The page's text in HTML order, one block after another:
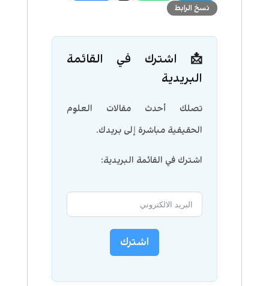
نسخ الرابط
📩 اشترك في القائمة
البريدية
تصلك أحدث مقالات العلوم
الحقيقية مباشرة إلى بريدك.
اشترك في القائمة البريدية:
اشترك